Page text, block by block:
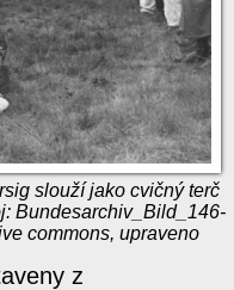
slouží jako cvičný terč
Bundesarchiv_Bild_146-
commons, upraveno
z